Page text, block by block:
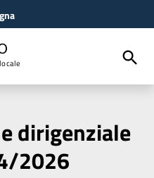
dirigenziale
2026